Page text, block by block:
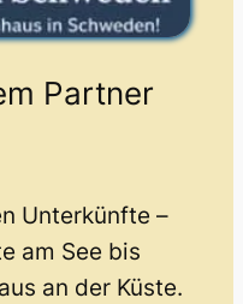
Partner
Unterkünfte –
am See bis
an der Küste.